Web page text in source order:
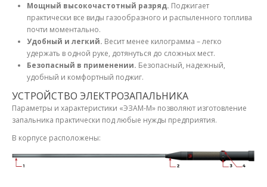
Мощный высокочастотный разряд. Поджигает
практически все виды газообразного и распыленного топлива
почти моментально.
Удобный и легкий. Весит менее килограмма – легко
удержать в одной руке, дотянуться до сложных мест.
Безопасный в применении. Безопасный, надежный,
удобный и комфортный поджиг.
УСТРОЙСТВО ЭЛЕКТРОЗАПАЛЬНИКА
Параметры и характеристики «ЭЗАМ-М» позволяют изготовление
запальника практически под любые нужды предприятия.
В корпусе расположены: